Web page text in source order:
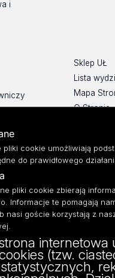
i
Sklep UŁ
Lista
Mapa
O Stronie
68, 90-136 Łódź
32 43
elektronicznych
pliki cookie umożliwiają
do prawidłowego
pliki cookie zbierają
Informacje te pomagają
nasi goście korzystają z
internetowa
(tzw.